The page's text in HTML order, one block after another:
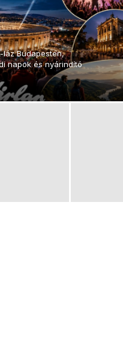
láz Budapesten,
napok és nyárindító